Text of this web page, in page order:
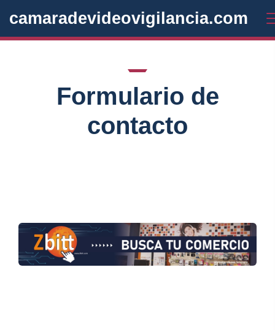
camaradevideovigilancia.com
Formulario de
contacto